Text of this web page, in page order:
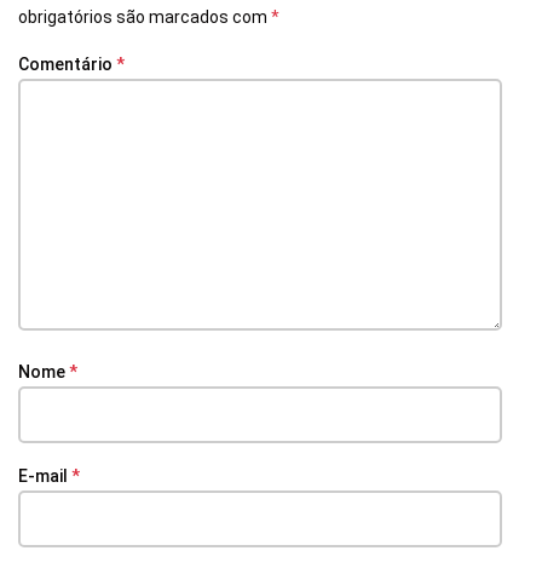
obrigatórios são marcados com *
Comentário *
Nome*
E-mail *